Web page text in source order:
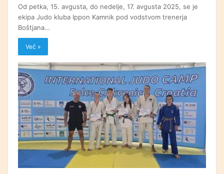
Od petka, 15. avgusta, do nedelje, 17. avgusta 2025, se je
ekipa Judo kluba Ippon Kamnik pod vodstvom trenerja
Boštjana…
Več »